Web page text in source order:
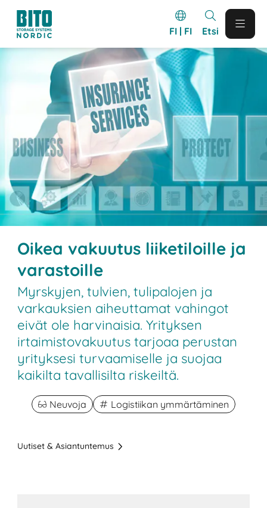
FI | FI Etsi
Oikea vakuutus liiketiloille ja
varastoille
Myrskyjen, tulvien, tulipalojen ja
varkauksien aiheuttamat vahingot
eivät ole harvinaisia. Yrityksen
irtaimistovakuutus tarjoaa perustan
yrityksesi turvaamiselle ja suojaa
kaikilta tavallisilta riskeiltä.
Neuvoja Logistiikan ymmärtäminen
Uutiset & Asiantuntemus